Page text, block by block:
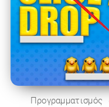
Προγραμματισμός